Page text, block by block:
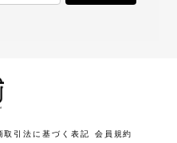
取引法に基づく表記 会員規約